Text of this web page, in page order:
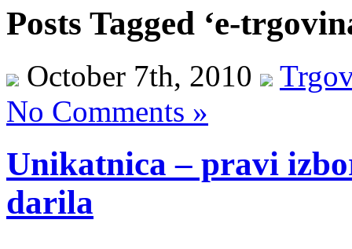
Posts Tagged ‘e-
October 7th, 2010
No Comments »
Unikatnica – pravi
darila